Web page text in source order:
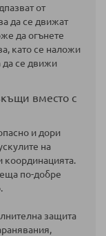
от
да се движат
да огънете
като се наложи
да се движи
вместо с
и дори
на
координацията.
по-добре
защита